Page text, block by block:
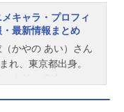
キャラ・プロフィ
最新情報まとめ
かやの あい）さん
れ、東京都出身。